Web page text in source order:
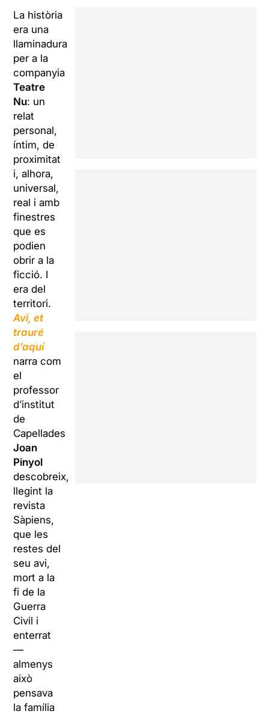
La història
era una
llaminadura
per a la
companyia
Teatre
Nu: un
relat
personal,
íntim, de
proximitat
i, alhora,
universal,
real i amb
finestres
que es
podien
obrir a la
ficció. I
era del
territori.
Avi, et
trauré
d’aquí
narra com
el
professor
d’institut
de
Capellades
Joan
Pinyol
descobreix,
llegint la
revista
Sàpiens,
que les
restes del
seu avi,
mort a la
fi de la
Guerra
Civil i
enterrat
—
almenys
això
pensava
la família